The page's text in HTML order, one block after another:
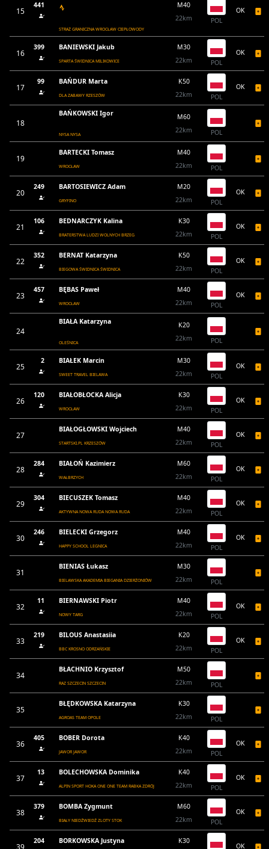
15
441
STRAŻ GRANICZNA WROCŁAW CIEPŁOWODY
M40
22km
POL
OK
16
399 BANIEWSKI Jakub
SPARTA ŚWIDNICA MILIKOWICE
M30
22km
POL
OK
17
99 BAŃDUR Marta
DLA ZABAWY RZESZÓW
K50
22km
POL
OK
18
BAŃKOWSKI Igor
NYSA NYSA
M60
22km
POL
19
BARTECKI Tomasz
WROCŁAW
M40
22km
POL
20
249 BARTOSIEWICZ Adam
GRYFINO
M20
22km
POL
OK
21
106 BEDNARCZYK Kalina
BRATERSTWA LUDZI WOLNYCH BRZEG
K30
22km
POL
OK
22
352 BERNAT Katarzyna
BIEGOWA ŚWIDNICA ŚWIDNICA
K50
22km
POL
OK
23
457 BĘBAS Paweł
WROCŁAW
M40
22km
POL
OK
24
BIAŁA Katarzyna
OLEŚNICA
K20
22km
POL
25
2 BIAŁEK Marcin
SWEET TRAVEL BIELAWA
M30
22km
POL
OK
26
120 BIAŁOBŁOCKA Alicja
WROCŁAW
K30
22km
POL
OK
27
BIAŁOGŁOWSKI Wojciech
STARTSKI.PL KRZESZÓW
M40
22km
POL
OK
28
284 BIAŁOŃ Kazimierz
WAŁBRZYCH
M60
22km
POL
OK
29
304 BIECUSZEK Tomasz
AKTYWNA NOWA RUDA NOWA RUDA
M40
22km
POL
OK
30
246 BIELECKI Grzegorz
HAPPY SCHOOL LEGNICA
M40
22km
POL
OK
31
BIENIAS Łukasz
BIELAWSKA AKADEMIA BIEGANIA DZIERŻONIÓW
M30
22km
POL
32
11 BIERNAWSKI Piotr
NOWY TARG
M40
22km
POL
OK
33
219 BILOUS Anastasiia
BBC KROSNO ODRZAŃSKIE
K20
22km
POL
OK
34
BŁACHNIO Krzysztof
RAZ SZCZECIN SZCZECIN
M50
22km
POL
35
BŁĘDKOWSKA Katarzyna
AGROAS TEAM OPOLE
K30
22km
POL
36
405 BOBER Dorota
JAWOR JAWOR
K40
22km
POL
OK
37
13 BOLECHOWSKA Dominika
ALPIN SPORT HOKA ONE ONE TEAM RABKA ZDRÓJ
K40
22km
POL
OK
38
379 BOMBA Zygmunt
BIAŁY NIEDŹWIEDŹ ZLOTY STOK
M60
22km
POL
OK
39
204 BORKOWSKA Justyna
K30
OK